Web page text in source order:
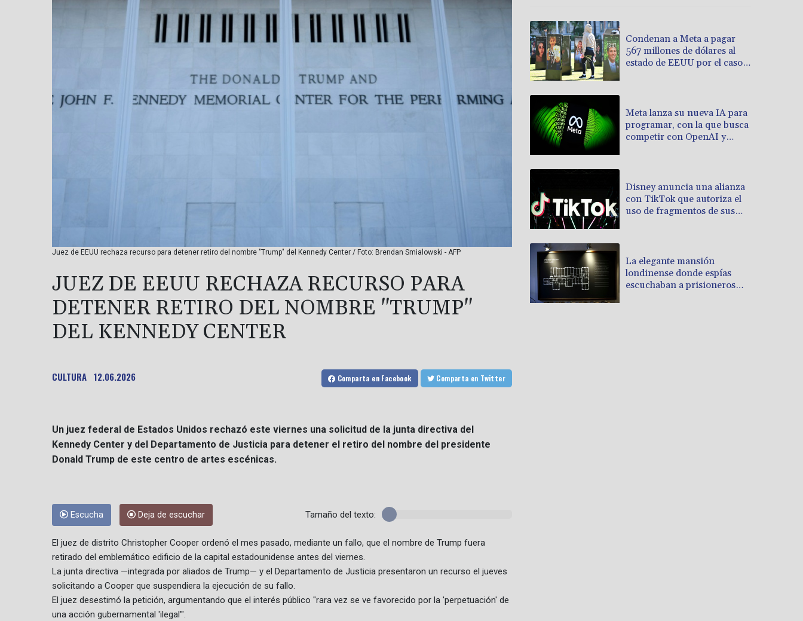
Juez de EEUU rechaza recurso para detener retiro del nombre "Trump" del Kennedy Center / Foto: Brendan Smialowski - AFP
JUEZ DE EEUU RECHAZA RECURSO PARA
DETENER RETIRO DEL NOMBRE "TRUMP"
DEL KENNEDY CENTER
CULTURA 12.06.2026 Comparta en Facebook Comparta en Twitter
Un juez federal de Estados Unidos rechazó este viernes una solicitud de la junta directiva del
Kennedy Center y del Departamento de Justicia para detener el retiro del nombre del presidente
Donald Trump de este centro de artes escénicas.
Escucha Deja de escuchar Tamaño del texto:
El juez de distrito Christopher Cooper ordenó el mes pasado, mediante un fallo, que el nombre de Trump fuera
retirado del emblemático edificio de la capital estadounidense antes del viernes.
La junta directiva —integrada por aliados de Trump— y el Departamento de Justicia presentaron un recurso el jueves
solicitando a Cooper que suspendiera la ejecución de su fallo.
El juez desestimó la petición, argumentando que el interés público "rara vez se ve favorecido por la 'perpetuación' de
una acción gubernamental 'ilegal'".
Condenan a Meta a pagar
567 millones de dólares al
estado de EEUU por el caso
Meta lanza su nueva IA para
programar, con la que busca
competir con OpenAI y
Disney anuncia una alianza
con TikTok que autoriza el
uso de fragmentos de sus
La elegante mansión
londinense donde espías
escuchaban a prisioneros